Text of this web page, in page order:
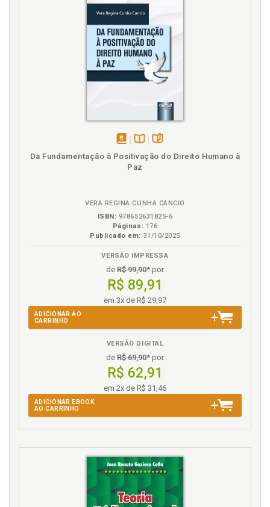
Tolerância em Condorcet, p. 36
Tolerância em Voltaire, p. 28
Tolerância, liberdade e a noção de laicidade em
Voltaire. Tolerância em Voltaire, p. 28
Vontade. Formação da vontade. Razão coletiva, p.
disponível
em
Disponível
páginas
Da Fundamentação à Positivação do Direito Humano à
Paz
VERA REGINA CUNHA CANCIO
ISBN: 978652631825-6
Páginas: 176
Publicado em: 31/10/2025
VERSÃO IMPRESSA
de R$ 99,90* por
R$ 89,91
em 3x de R$ 29,97
ADICIONAR AO
CARRINHO
VERSÃO DIGITAL
de R$ 69,90* por
R$ 62,91
em 2x de R$ 31,46
ADICIONAR EBOOK
AO CARRINHO